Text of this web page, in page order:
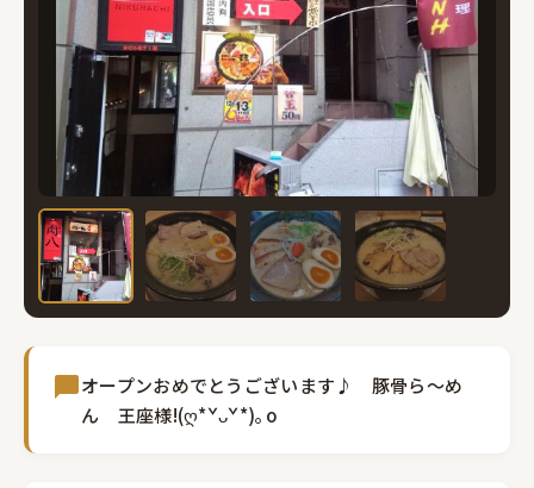
オープンおめでとうございます♪ 豚骨ら～め
ん 王座様!(ღ*ˇᴗˇ*)｡o